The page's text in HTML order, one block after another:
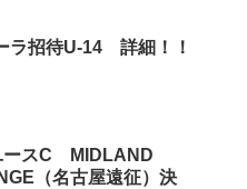
ラ招待U-14 詳細！！
ースC MIDLAND
（名古屋遠征）決